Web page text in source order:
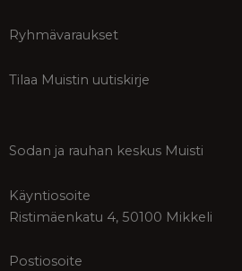
Ryhmävaraukset
Tilaa Muistin uutiskirje
Sodan ja rauhan keskus Muisti
Käyntiosoite
Ristimäenkatu 4, 50100 Mikkeli
Postiosoite